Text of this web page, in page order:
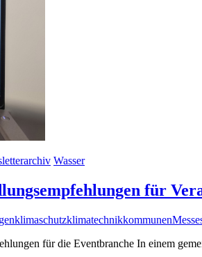
Wasser
für
klimaschutzklimatechnikkommunen
für die Eventbranche In einem